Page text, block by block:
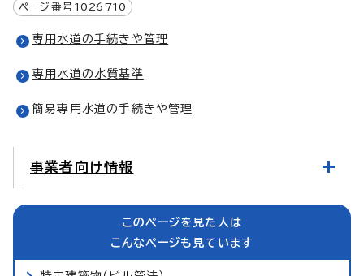
ページ番号 1026710
専用水道の手続きや管理
専用水道の水質基準
簡易専用水道の手続きや管理
事業者向け情報
このページを見た人は
こんなページも見ています